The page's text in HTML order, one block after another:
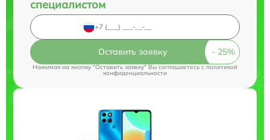
специалистом
Оставить заявку
Нажимая на кнопку "Оставить заявку" Вы соглашаетесь cполитикой
конфиденциальности